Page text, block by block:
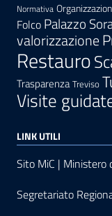
Normativa
Folco Palazzo
valorizzazione
Restauro
Trasparenza Treviso
Visite
LINK UTILI
Sito MiC | Ministero
Segretariato